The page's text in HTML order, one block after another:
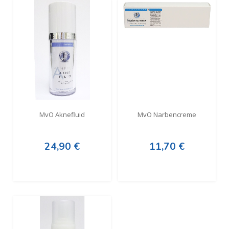
MvO Aknefluid
24,90 €
MvO Narbencreme
11,70 €